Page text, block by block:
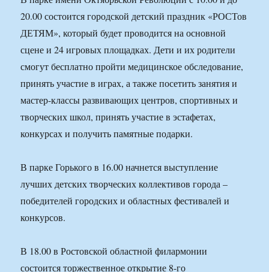
20.00 состоится городской детский праздник «РОСТов
ДЕТЯМ», который будет проводится на основной
сцене и 24 игровых площадках. Дети и их родители
смогут бесплатно пройти медицинское обследование,
принять участие в играх, а также посетить занятия и
мастер-классы развивающих центров, спортивных и
творческих школ, принять участие в эстафетах,
конкурсах и получить памятные подарки.
В парке Горького в 16.00 начнется выступление
лучших детских творческих коллективов города –
победителей городских и областных фестивалей и
конкурсов.
В 18.00 в Ростовской областной филармонии
состоится торжественное открытие 8-го